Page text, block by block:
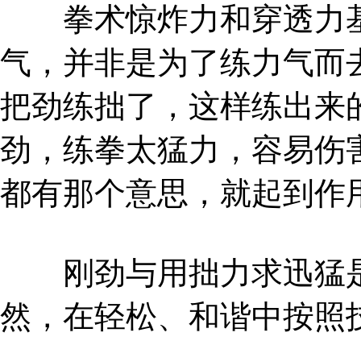
拳术惊炸力和穿透力
气，并非是为了练力气而
把劲练拙了，这样练出来
劲，练拳太猛力，容易伤
都有那个意思，就起到作
刚劲与用拙力求迅猛
然，在轻松、和谐中按照